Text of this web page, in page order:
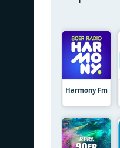
Harmony Fm